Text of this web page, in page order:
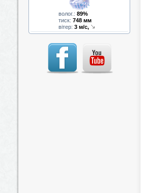
волог.: 89%
тиск: 748 мм
вітер: 3 м/с,